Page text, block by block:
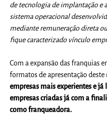
de tecnologia de implantação e
sistema operacional
mediante remuneração direta
fique caracterizado vínculo
Com a expansão das franquias
formatos de apresentação
empresas mais experientes e
empresas criadas já com a
comofranqueadora.